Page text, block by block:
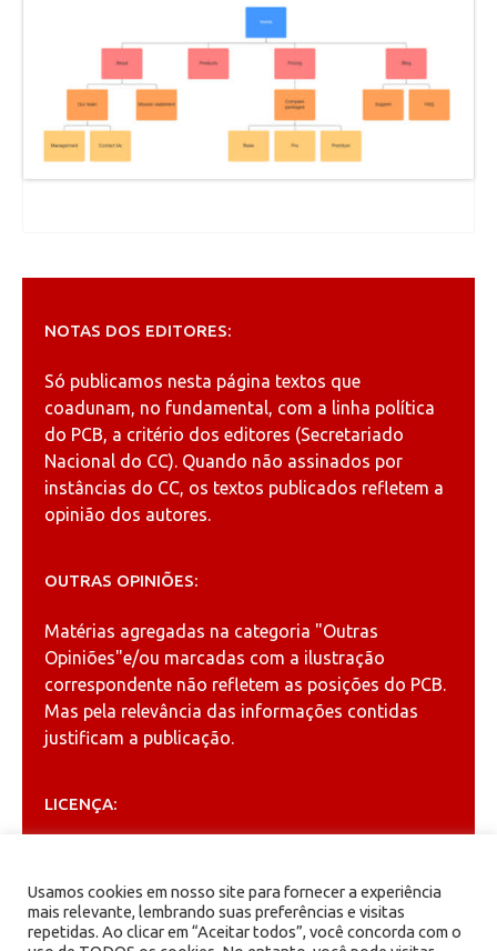
NOTAS DOS EDITORES:
Só publicamos nesta página textos que
coadunam, no fundamental, com a linha política
do PCB, a critério dos editores (Secretariado
Nacional do CC). Quando não assinados por
instâncias do CC, os textos publicados refletem a
opinião dos autores.
OUTRAS OPINIÕES:
Matérias agregadas na categoria "Outras
Opiniões"e/ou marcadas com a ilustração
correspondente não refletem as posições do PCB.
Mas pela relevância das informações contidas
justificam a publicação.
LICENÇA:
Creative Commons
ARQUIVOS
Usamos cookies em nosso site para fornecer a experiência
mais relevante, lembrando suas preferências e visitas
repetidas. Ao clicar em “Aceitar todos”, você concorda com o